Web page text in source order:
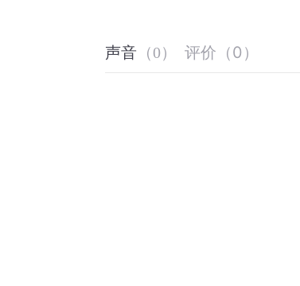
声音 （0） 评价 （0 ）